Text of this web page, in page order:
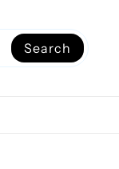
Search